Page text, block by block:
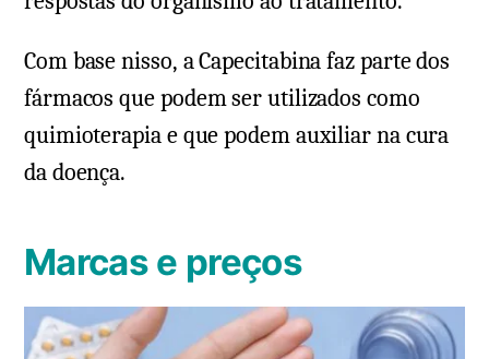
Com base nisso, a Capecitabina faz parte dos
fármacos que podem ser utilizados como
quimioterapia e que podem auxiliar na cura
da doença.
Marcas e preços